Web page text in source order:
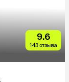
9.6
143 отзыва